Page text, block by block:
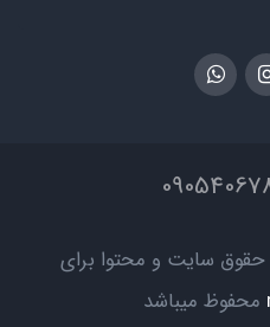
سایت و محتوا برای
محفوظ میباشد